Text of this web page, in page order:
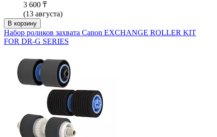
3 600 ₸
(13 августа)
В корзину
Набор роликов захвата Canon EXCHANGE ROLLER KIT
FOR DR-G SERIES